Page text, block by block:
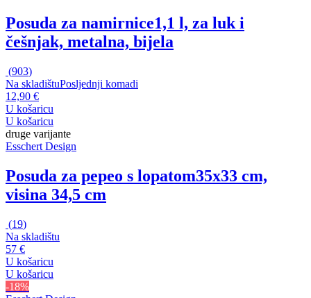
Posuda za namirnice1,1 l, za luk i
češnjak, metalna, bijela
(903)
Na skladištuPosljednji komadi
12,90 €
U košaricu
U košaricu
druge varijante
Esschert Design
Posuda za pepeo s lopatom35x33 cm,
visina 34,5 cm
(19)
Na skladištu
57 €
U košaricu
U košaricu
-18%